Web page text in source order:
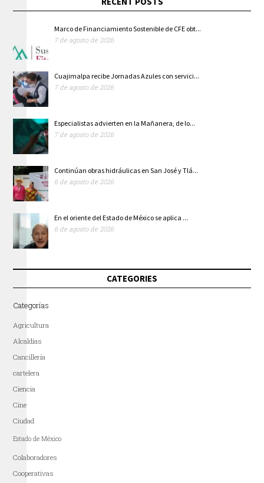
Marco de Financiamiento Sostenible de CFE obt...
7 de agosto de 2026
Cuajimalpa recibe Jornadas Azules con servici...
7 de agosto de 2026
Especialistas advierten en la Mañanera, de lo...
7 de agosto de 2026
Continúan obras hidráulicas en San José y Tlá...
6 de agosto de 2026
En el oriente del Estado de México se aplica ...
6 de agosto de 2026
CATEGORIES
Categorías
Agricultura
Alcaldías
Cancillería
cartelera
Ciencia
Cine
Ciudad
Estado de México
Colaboradores
Cooperativas